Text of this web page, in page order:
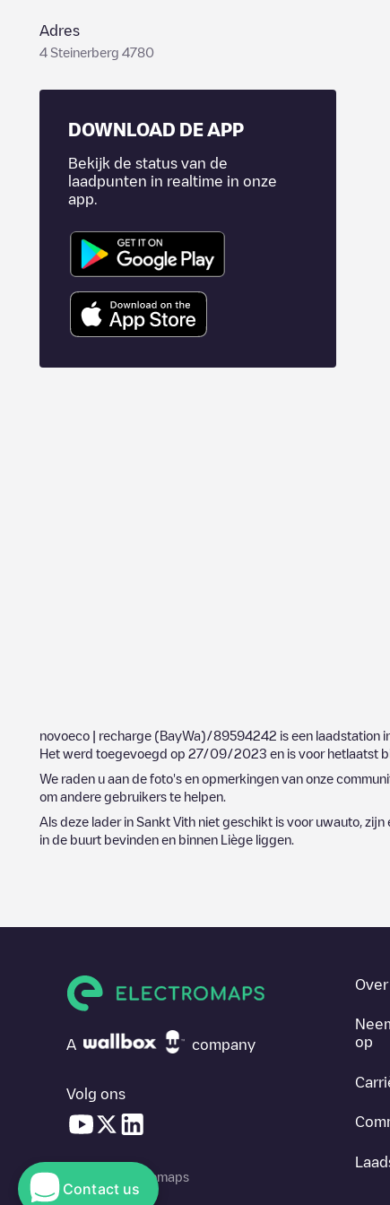
Adres
4 Steinerberg 4780
DOWNLOAD DE APP
Bekijk de status van de
laadpunten in realtime in onze
app.
novoeco | recharge (BayWa)/89594242 is een laadstation
Het werd toegevoegd op 27/09/2023 en is voor hetlaatst
We raden u aan de foto's en opmerkingen van onze
om andere gebruikers te helpen.
Als deze lader in Sankt Vith niet geschikt is voor uwauto, zijn
in de buurt bevinden en binnen
Liège liggen.
A company
Volg ons
© 2026 Electromaps
op
Contact us